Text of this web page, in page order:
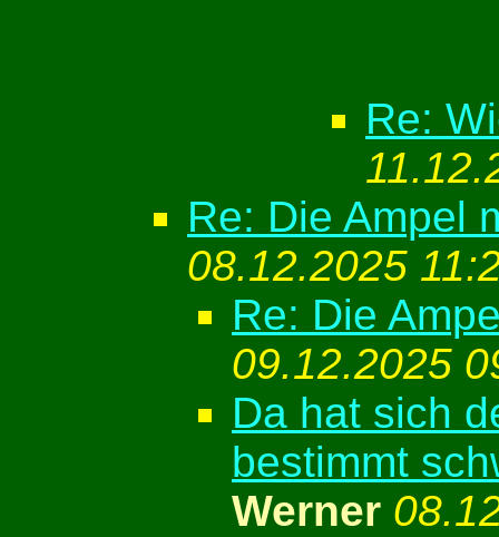
Re:
Re: Die Ampel
08.12.2025
Re: Die
09.12.2025
Da hat sich
bestimmt
Werner